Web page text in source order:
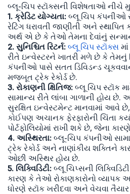
બ્લૂ-ચિપ સ્ટૉક્સની વિશેષતાઓ નીચે
1. ક્રેડિટ યોગ્યતા: બ્લૂ ચિપ કંપનીઓ
રેટિંગ ધરાવતી જાણીતી અને સ્થાપિત
અર્થ એ છે કે તેઓ તેમના દેવાંનું
2. સુનિશ્ચિત રિટર્ન: બ્લૂ ચિપ સ્ટૉક્સ
રીતે ઇન્વેસ્ટરને ખાતરી મળે છે કે તેમનું
કંપનીઓ પાસે સતત ડિવિડન્ડ
મજબૂત ટ્રેક રેકોર્ડ છે.
3. રોકાણની ક્ષિતિજ: બ્લૂ ચિપ સ્ટૉક
સામાન્ય રીતે લાંબા ગાળાની હોય છે.
સુરક્ષિત ઇન્વેસ્ટમેન્ટ માનવામાં આવે છે,
કોઈપણ અચાનક ફેરફારોની ચિંતા
પોર્ટફોલિયોમાં રાખી શકે છે, જેના
4. અસ્થિરતા: બ્લૂ-ચિપ કંપનીઓ
ટ્રેક રેકોર્ડ અને નાણાંકીય શક્તિને
ઓછી અસ્થિર હોય છે.
5. લિક્વિડિટી: બ્લૂ ચિપ્સની
કારણ કે તેઓ રોકાણકારોનો વ્યાપક
ધોરણે સ્ટૉક ખરીદવા અને વેચવા